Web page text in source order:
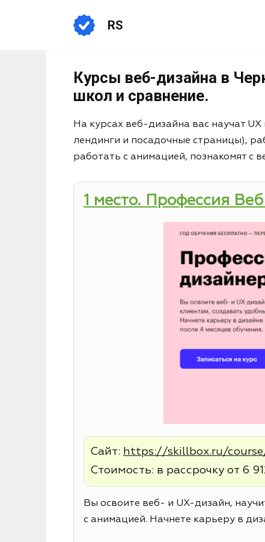
RS
Курсы веб-дизайна в
школ и сравнение.
На курсах веб-дизайна вас научат
лендинги и посадочные страницы),
работать с анимацией, познакомят с
1 место. Профессия
Сайт: https://skillbox.ru/
Стоимость: в рассрочку от 6
Вы освоите веб- и UX-дизайн,
с анимацией. Начнете карьеру в